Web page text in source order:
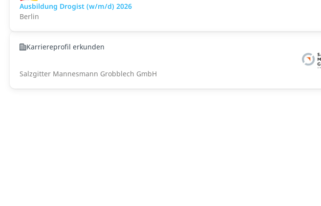
Ausbildung Drogist (w/m/d) 2026
Berlin
Karriereprofil erkunden
Salzgitter Mannesmann Grobblech GmbH